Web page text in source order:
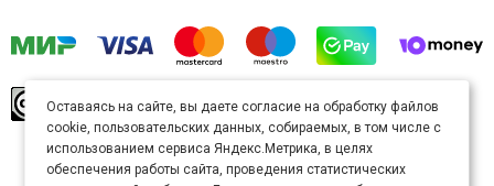
произведение доступно полицензии Creative
Commons «Attribution» («Атрибуция») 4.0
Непортированная.
Карта сайта
Оставаясь на сайте, вы даете согласие на обработку файлов
cookie, пользовательских данных, собираемых, в том числе с
использованием сервиса Яндекс.Метрика, в целях
обеспечения работы сайта, проведения статистических